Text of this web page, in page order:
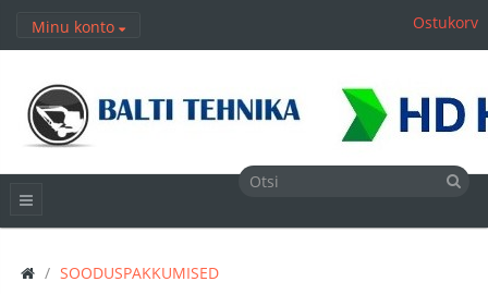
Minu konto Ostukorv
SOODUSPAKKUMISED